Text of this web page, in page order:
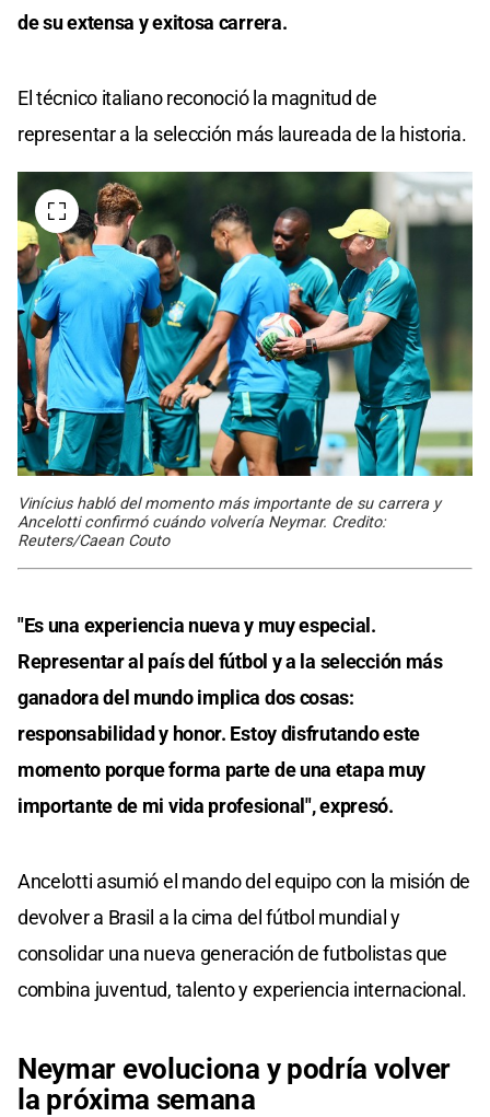
de su extensa y exitosa carrera.
El técnico italiano reconoció la magnitud de
representar a la selección más laureada de la historia.
Vinícius habló del momento más importante de su carrera y
Ancelotti confirmó cuándo volvería Neymar. Credito:
Reuters/Caean Couto
"Es una experiencia nueva y muy especial.
Representar al país del fútbol y a la selección más
ganadora del mundo implica dos cosas:
responsabilidad y honor. Estoy disfrutando este
momento porque forma parte de una etapa muy
importante de mi vida profesional", expresó.
Ancelotti asumió el mando del equipo con la misión de
devolver a Brasil a la cima del fútbol mundial y
consolidar una nueva generación de futbolistas que
combina juventud, talento y experiencia internacional.
Neymar evoluciona y podría volver
la próxima semana